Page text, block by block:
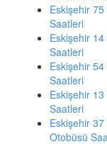
Eskişehir
Saatleri
Eskişehir
Saatleri
Eskişehir
Saatleri
Eskişehir
Saatleri
Eskişehir
Otobüsü